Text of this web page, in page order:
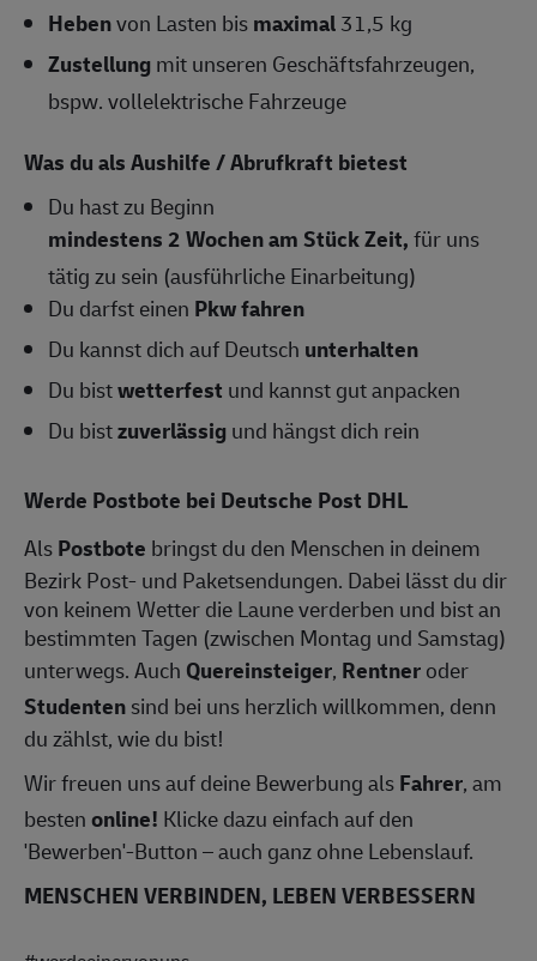
Hebenvon Lasten bismaximal31,5 kg
Zustellungmit unseren Geschäftsfahrzeugen,
bspw. vollelektrische Fahrzeuge
Was du als Aushilfe / Abrufkraft bietest
Du hast zu Beginn
mindestens 2 Wochen am Stück Zeit,für uns
tätig zu sein (ausführliche Einarbeitung)
Du darfst einen Pkw fahren
Du kannst dich auf Deutsch unterhalten
Du bistwetterfest und kannst gut anpacken
Du bistzuverlässigund hängst dich rein
Werde Postbote bei Deutsche Post DHL
AlsPostbote bringst du den Menschen in deinem
Bezirk Post- und Paketsendungen. Dabei lässt du dir
von keinem Wetter die Laune verderben und bist an
bestimmten Tagen (zwischen Montag und Samstag)
unterwegs. Auch Quereinsteiger, Rentneroder
Studentensind bei uns herzlich willkommen, denn
du zählst, wie du bist!
Wir freuen uns auf deine Bewerbung alsFahrer, am
bestenonline! Klicke dazu einfach auf den
'Bewerben'-Button – auch ganz ohne Lebenslauf.
MENSCHEN VERBINDEN, LEBEN VERBESSERN